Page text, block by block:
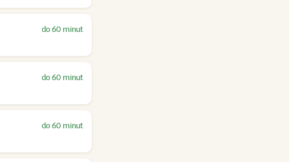
do 60 minut
do 60 minut
do 60 minut